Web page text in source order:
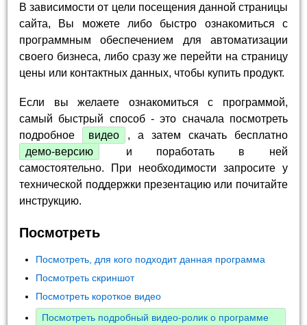
В зависимости от цели посещения данной страницы
сайта, Вы можете либо быстро ознакомиться с
программным обеспечением для автоматизации
своего бизнеса, либо сразу же перейти на страницу
цены или контактных данных, чтобы купить продукт.
Если вы желаете ознакомиться с программой,
самый быстрый способ - это сначала посмотреть
подробное
видео
, а затем скачать бесплатно
демо-версию
и поработать в ней
самостоятельно. При необходимости запросите у
технической поддержки презентацию или почитайте
инструкцию.
Посмотреть
Посмотреть, для кого подходит данная программа
Посмотреть скриншот
Посмотреть короткое видео
Посмотреть подробный видео-ролик о программе